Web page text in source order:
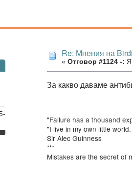
Re: Мнения на
« Отговор #1124 -:
За какво даваме
"Failure has a thousand
"I live in my own little
Sir Alec Guinness
***
Mistakes are the secret of